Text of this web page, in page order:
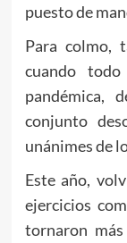
puesto de
Para colmo,
cuando
pandémica,
conjunto
unánimes de
Este año,
ejercicios
tornaron